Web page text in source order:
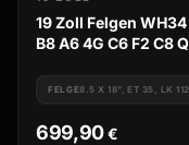
19 Zoll Felgen
B8 A6 4G C6 F2 C8
FELGE8.5 X 18", ET 35, LK 112
699,90€